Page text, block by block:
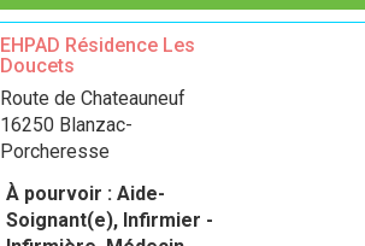
EHPAD Résidence Les
Doucets
Route de Chateauneuf
16250 Blanzac-
Porcheresse
À pourvoir : Aide-
Soignant(e), Infirmier -